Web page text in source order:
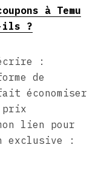
à Temu
ils ?
:
de
économiser
prix
lien pour
exclusive :